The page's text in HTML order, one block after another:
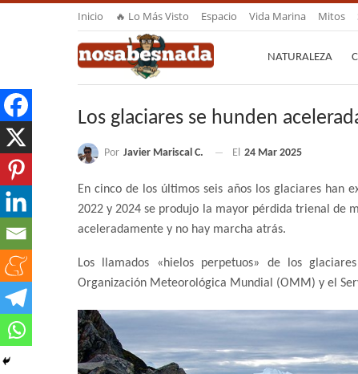
Inicio 🔥 Lo Más Visto Espacio Vida Marina Mitos
NATURALEZA
Los glaciares se hunden
Por Javier Mariscal C. El 24 Mar 2025
En cinco de los últimos seis años los glaciares han
2022 y 2024 se produjo la mayor pérdida trienal de
aceleradamente y no hay marcha atrás.
Los llamados «hielos perpetuos» de los
Organización Meteorológica Mundial (OMM) y el